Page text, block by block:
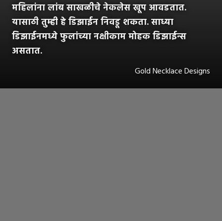
महिलांना लांब साखळीचे नेकलेस खूप आवडतात.
यासाठी तुम्ही हे डिझाईन निवडू शकता. साध्या
डिझाईनमध्ये फुलांच्या नक्षीकाम मोहक डिझाईन्स
असतात.
Gold Necklace Designs